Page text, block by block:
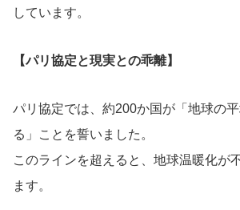
しています。
【パリ協定と現実との乖離】
パリ協定では、約200か国が「地球の
る」ことを誓いました。
このラインを超えると、地球温暖化が
ます。